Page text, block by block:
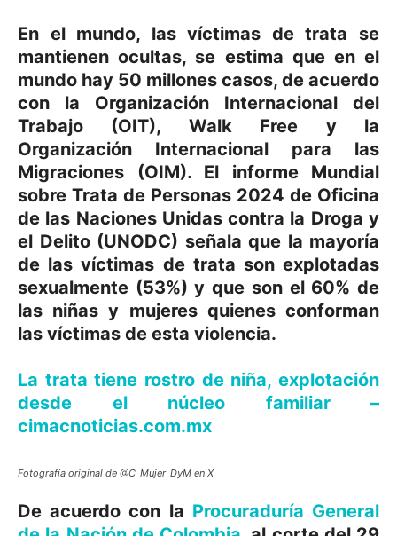
En el mundo, las víctimas de trata se
mantienen ocultas, se estima que en el
mundo hay 50 millones casos, de acuerdo
con la Organización Internacional del
Trabajo (OIT), Walk Free y la
Organización Internacional para las
Migraciones (OIM). El informe Mundial
sobre Trata de Personas 2024 de Oficina
de las Naciones Unidas contra la Droga y
el Delito (UNODC) señala que la mayoría
de las víctimas de trata son explotadas
sexualmente (53%) y que son el 60% de
las niñas y mujeres quienes conforman
las víctimas de esta violencia.
La trata tiene rostro de niña, explotación
desde el núcleo familiar –
cimacnoticias.com.mx
Fotografía original de @C_Mujer_DyM en X
De acuerdo con la Procuraduría General